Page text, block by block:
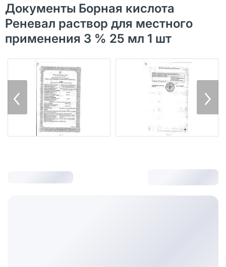
Документы Борная кислота
Реневал раствор для местного
применения 3 % 25 мл 1 шт